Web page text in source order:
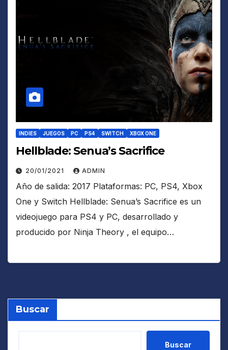
INDIES JUEGOS PC PS4 SWITCH XBOX ONE
Hellblade: Senua’s Sacrifice
20/01/2021 ADMIN
Año de salida: 2017 Plataformas: PC, PS4, Xbox
One y Switch Hellblade: Senua’s Sacrifice es un
videojuego para PS4 y PC, desarrollado y
producido por Ninja Theory , el equipo…
Buscar
Buscar